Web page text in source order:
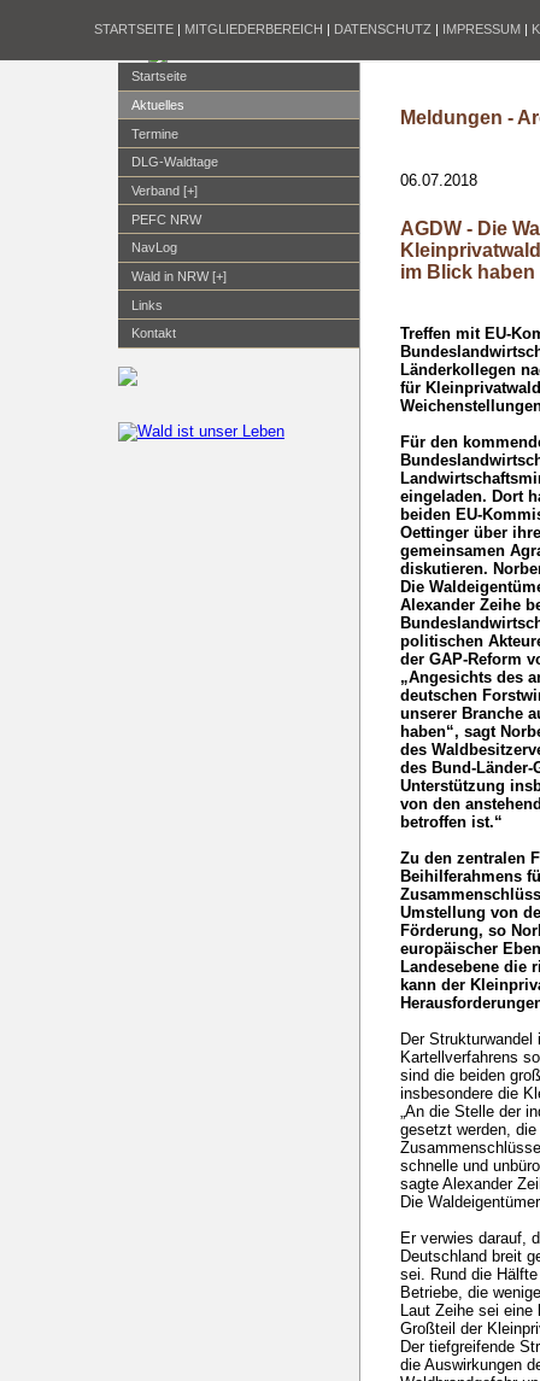
STARTSEITE | MITGLIEDERBEREICH | DATENSCHUTZ | IMPRESSUM |
Startseite
Aktuelles
Termine
DLG-Waldtage
Verband [+]
PEFC NRW
NavLog
Wald in NRW [+]
Links
Kontakt
Meldungen -
06.07.2018
AGDW - Die
im Blick haben
Treffen mit EU-
Länderkollegen
für
Für den
eingeladen. Dort
beiden EU-
Oettinger über
gemeinsamen
diskutieren.
Die
Alexander Zeihe
politischen
der GAP-Reform
„Angesichts des
deutschen
unserer Branche
haben“, sagt
des
des Bund-Länder-
Unterstützung
von den
betroffen ist.“
Zu den zentralen
Beihilferahmens
Umstellung von
Förderung, so
europäischer
Landesebene die
kann der
Der
Kartellverfahrens
sind die beiden
insbesondere die
„An die Stelle der
gesetzt werden,
schnelle und
sagte Alexander
Die
Er verwies darauf,
Deutschland breit
sei. Rund die
Betriebe, die
Laut Zeihe sei eine
Großteil der
Der tiefgreifende
die Auswirkungen